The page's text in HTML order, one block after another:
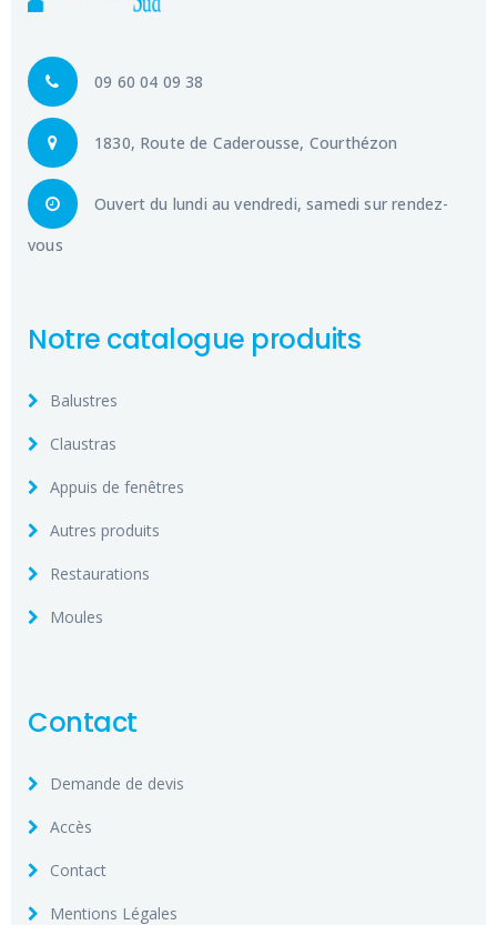
09 60 04 09 38
1830, Route de Caderousse, Courthézon
Ouvert du lundi au vendredi, samedi sur rendez-
vous
Notre catalogue produits
Balustres
Claustras
Appuis de fenêtres
Autres produits
Restaurations
Moules
Contact
Demande de devis
Accès
Contact
Mentions Légales